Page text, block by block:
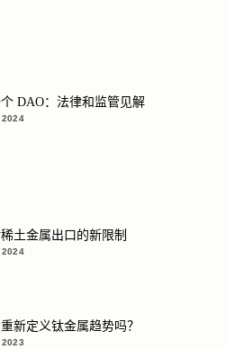
DAO：法律和监管见解
2024
土金属出口的新限制
2024
新定义钛金属趋势吗？